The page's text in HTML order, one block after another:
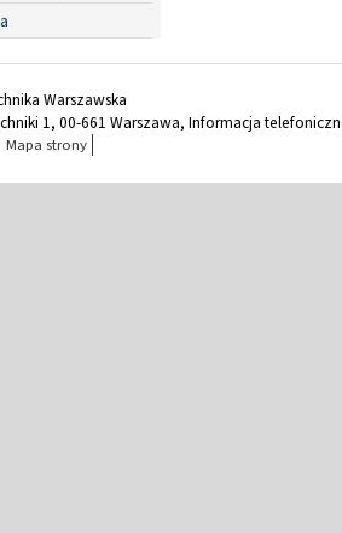
Warszawska
1, 00-661 Warszawa, Informacja
Mapa strony